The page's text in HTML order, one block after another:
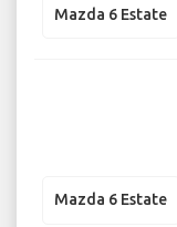
Mazda 6 Estate
Mazda 6 Estate